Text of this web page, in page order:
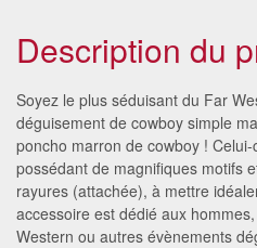
Description du
Soyez le plus séduisant du Far
déguisement de cowboy simple
poncho marron de cowboy !
possédant de magnifiques motifs
rayures (attachée), à mettre
accessoire est dédié aux
Western ou autres évènements